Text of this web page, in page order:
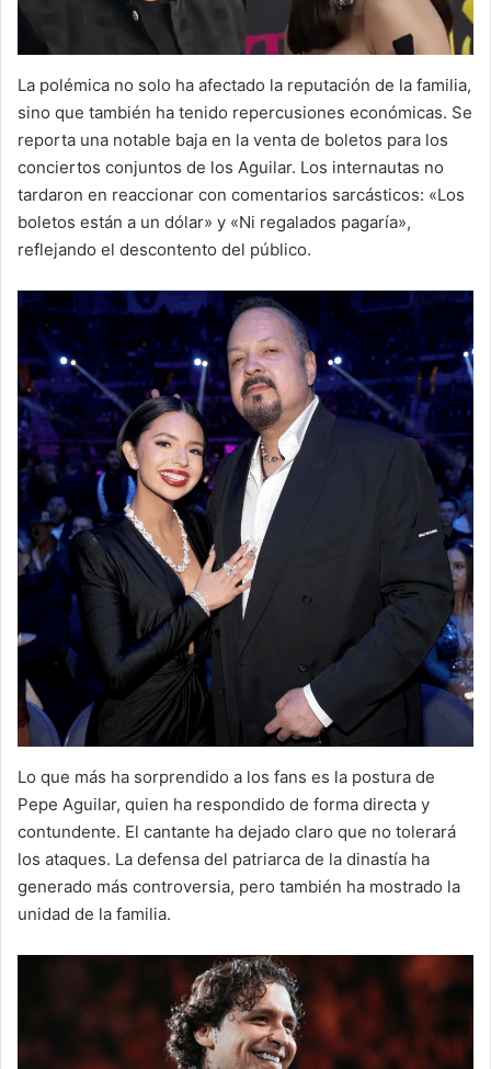
La polémica no solo ha afectado la reputación de la familia,
sino que también ha tenido repercusiones económicas. Se
reporta una notable baja en la venta de boletos para los
conciertos conjuntos de los Aguilar. Los internautas no
tardaron en reaccionar con comentarios sarcásticos: «Los
boletos están a un dólar» y «Ni regalados pagaría»,
reflejando el descontento del público.
Lo que más ha sorprendido a los fans es la postura de
Pepe Aguilar, quien ha respondido de forma directa y
contundente. El cantante ha dejado claro que no tolerará
los ataques. La defensa del patriarca de la dinastía ha
generado más controversia, pero también ha mostrado la
unidad de la familia.